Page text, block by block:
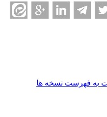
به فهرست نسخه ها